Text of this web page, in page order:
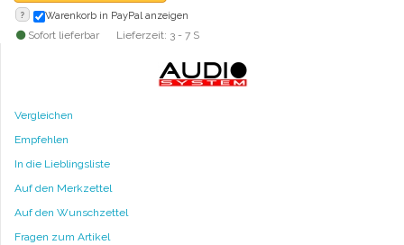
? Warenkorb in PayPal anzeigen
Sofort lieferbar Lieferzeit: 3 - 7 S
Vergleichen
Empfehlen
In die Lieblingsliste
Auf den Merkzettel
Auf den Wunschzettel
Fragen zum Artikel